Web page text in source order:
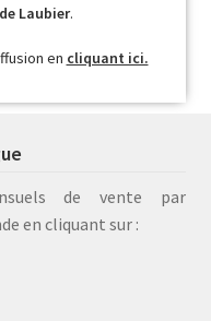
Laubier.
en cliquant ici.
de vente par
en cliquant sur :